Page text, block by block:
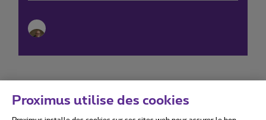
Proximus utilise des cookies